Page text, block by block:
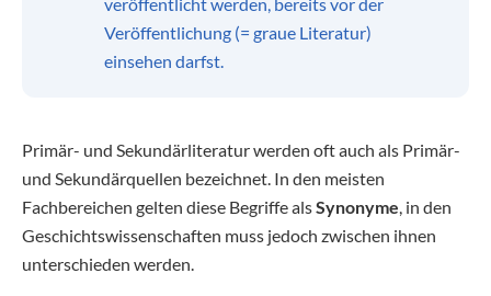
Veröffentlichung (= graue Literatur)
einsehen darfst.
Primär- und Sekundärliteratur werden oft auch als Primär-
und Sekundärquellen bezeichnet. In den meisten
Fachbereichen gelten diese Begriffe alsSynonyme, in den
Geschichtswissenschaften muss jedoch zwischen ihnen
unterschieden werden.